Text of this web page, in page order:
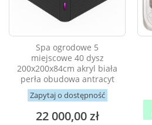
Spa ogrodowe 5
miejscowe 40 dysz
200x200x84cm akryl biała
perła obudowa antracyt
Zapytaj o dostępność
22 000,00 zł